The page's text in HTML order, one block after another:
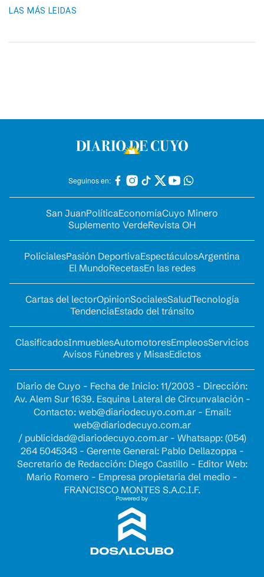
LAS MÁS LEIDAS
Seguinos en:
San JuanPolíticaEconomíaCuyo Minero
Suplemento VerdeRevista OH
PolicialesPasión DeportivaEspectáculosArgentina
El MundoRecetasEn las redes
Cartas del lectorOpinionSocialesSaludTecnología
TendenciaEstado del tránsito
ClasificadosInmueblesAutomotoresEmpleosServicios
Avisos Fúnebres y MisasEdictos
Diario de Cuyo - Fecha de Inicio: 11/2003 - Dirección:
Av. Alem Sur 1639. Esquina Lateral de Circunvalación -
Contacto: web@diariodecuyo.com.ar- Email:
web@diariodecuyo.com.ar
/ publicidad@diariodecuyo.com.ar- Whatsapp: (054)
264 5045343 - Gerente General: Pablo Dellazoppa -
Secretario de Redacción: Diego Castillo - Editor Web:
Mario Romero - Empresa propietaria del medio -
FRANCISCO MONTES S.A.C.I.F.